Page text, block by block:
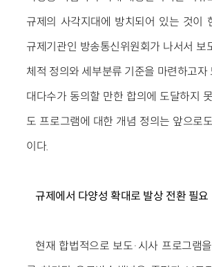
규제의 사각지대에 방치되어 있는 것이
규제기관인 방송통신위원회가 나서서 보
체적 정의와 세부분류 기준을 마련하고자
대다수가 동의할 만한 합의에 도달하지
도 프로그램에 대한 개념 정의는 앞으로
이다.
규제에서 다양성 확대로 발상 전환 필요
현재 합법적으로 보도·시사 프로그램